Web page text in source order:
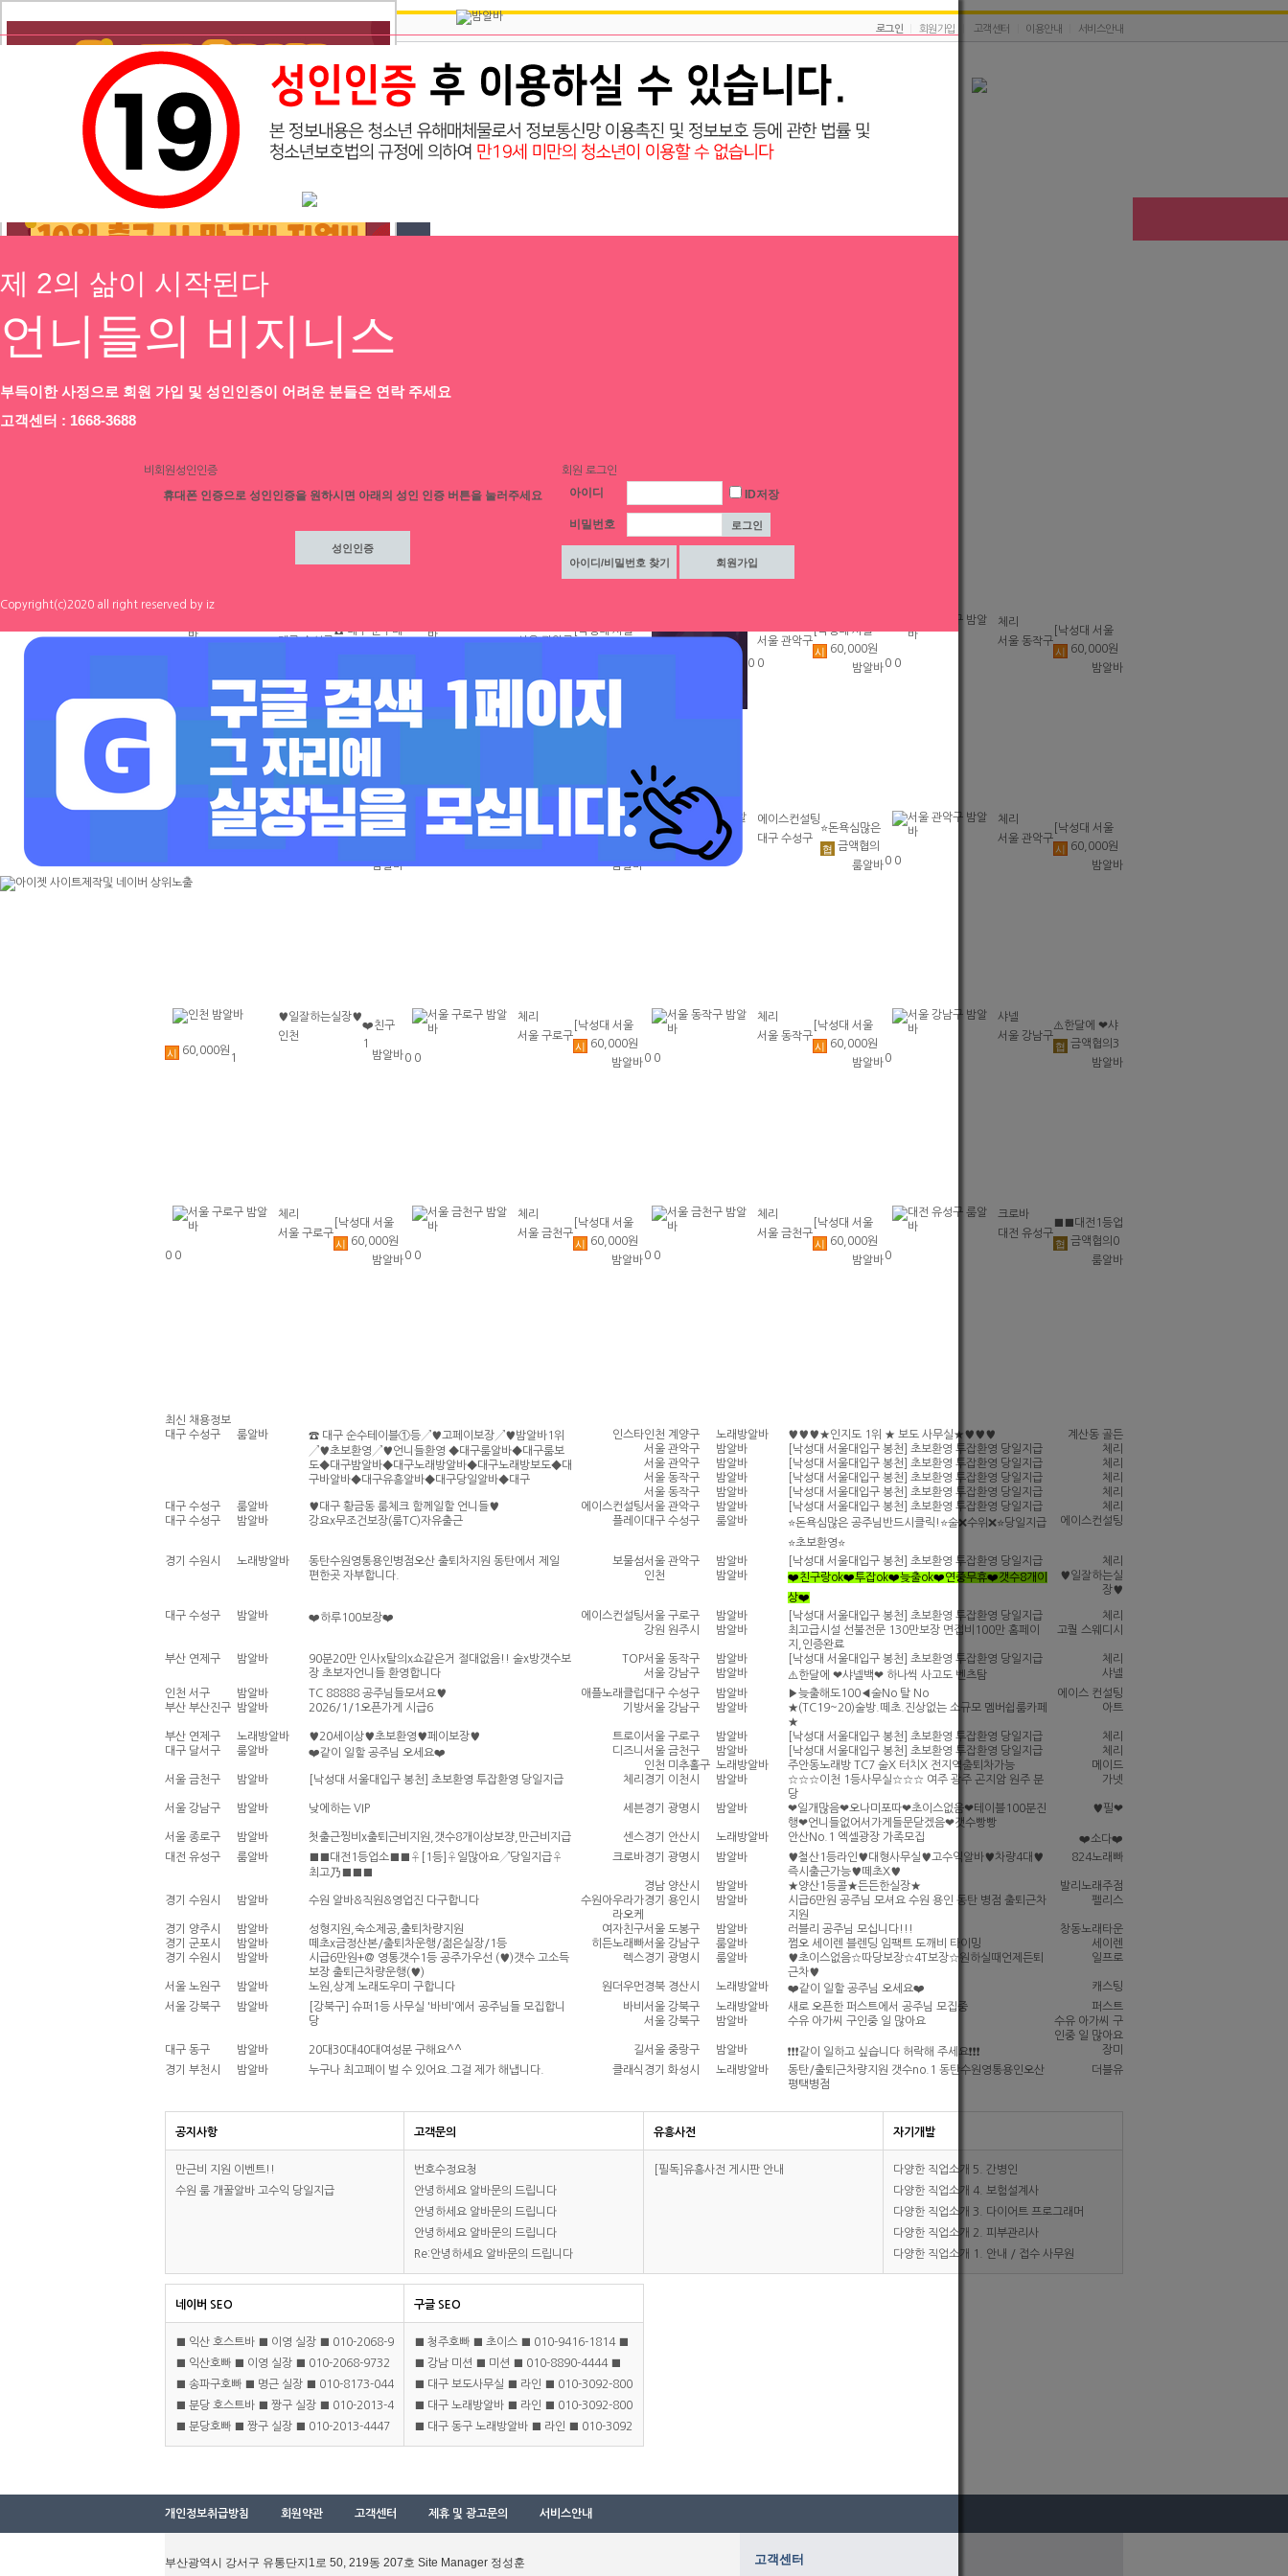
하루동안 표시하지 않음 닫기
제 2의 삶이 시작된다
언니들의 비지니스
부득이한 사정으로 회원 가입 및 성인인증이 어려운 분들은 연락 주세요
고객센터 : 1668-3688
비회원성인인증
휴대폰 인증으로 성인인증을 원하시면 아래의 성인 인증 버튼을 눌러주세요
회원 로그인
아이디 ID저장
비밀번호
Copyright(c)2020 all right reserved by iz
로그인 회원가입 고객센터 이용안내 서비스안내
채용정보
인재정보
이력서등록
공지l만근비 지원 이벤트!!
개인회원
대구 수성구
☎ 대구 순수테
♥밤알바1위
↗♥초보환영
↗♥언니들환
영 ◆대구룸알
바◆대구룸보
바◆대구노래
방알바◆대구
서울 관악구
[낙성대 서울
환영 당일지급
서울 관악구
[낙성대 서울
대입구 봉천]
초보환영 투잡
시 60,000원
밤알바
0 0
체리
서울 동작구
[낙성대 서울
대입구 봉천]
초보환영 투잡
시
60,000원
밤알바
0 0
체리
서울 동작구
[낙성대 서울
초보환영 투잡
밤알바
체리
서울 관악구
[낙성대 서울
초보환영 투잡
밤알바
에이스컨설팅
대구 수성구
⭐돈욕심많은
공주님반드
시클릭!⭐술
협 금액협의
룸알바
체리
서울 관악구
[낙성대 서울
대입구 봉천]
초보환영 투잡
시
60,000원
밤알바
0 0
♥일잘하는실장♥
인천
❤️친구
랑ok❤️
투잡ok
시 60,000원 밤알바
1
1
체리
서울 구로구
[낙성대 서울
대입구 봉천]
초보환영 투잡
시 60,000원
밤알바
0 0
체리
서울 동작구
[낙성대 서울
대입구 봉천]
초보환영 투잡
시 60,000원
밤알바
0 0
샤넬
서울 강남구
⚠️한달에 ❤샤
넬백❤ 하나씩
사고도 벤츠탐
협 금액협의
밤알바
3
0
체리
서울 구로구
[낙성대 서울
대입구 봉천]
초보환영 투잡
시 60,000원
밤알바
0 0
체리
서울 금천구
[낙성대 서울
대입구 봉천]
초보환영 투잡
시 60,000원
밤알바
0 0
체리
서울 금천구
[낙성대 서울
대입구 봉천]
초보환영 투잡
시 60,000원
밤알바
0 0
크로바
대전 유성구
■■대전1등업
소■■♀[1등]
♀일많아요↗
협 금액협의
룸알바
0
0
최신 채용정보
대구 수성구
룸알바
☎ 대구 순수테이블①등↗♥고페이보장↗♥밤알바1위
↗♥초보환영↗♥언니들환영 ◆대구룸알바◆대구룸보
도◆대구밤알바◆대구노래방알바◆대구노래방보도◆대
구바알바◆대구유흥알바◆대구당일알바◆대구
인스타인천 계양구 노래방알바 ♥♥♥★인지도 1위 ★ 보도 사무실★♥♥♥
계산동 골든
서울 관악구
밤알바 [낙성대 서울대입구 봉천] 초보환영 투잡환영 당일지급
체리
서울 관악구
밤알바 [낙성대 서울대입구 봉천] 초보환영 투잡환영 당일지급
체리
서울 동작구
밤알바 [낙성대 서울대입구 봉천] 초보환영 투잡환영 당일지급
체리
서울 동작구
밤알바 [낙성대 서울대입구 봉천] 초보환영 투잡환영 당일지급
체리
대구 수성구
룸알바 ♥대구 황금동 룸체크 함께일할 언니들♥ 에이스컨설팅서울 관악구 밤알바 [낙성대 서울대입구 봉천] 초보환영 투잡환영 당일지급
체리
대구 수성구
밤알바 강요x무조건보장(룸TC)자유출근 플레이 대구 수성구 룸알바
⭐돈욕심많은 공주님반드시클릭!⭐술❌수위❌⭐당일지급
⭐초보환영⭐
에이스컨설팅
경기 수원시 노래방알바
동탄수원영통용인병점오산 출퇴차지원 동탄에서 제일
편한곳 자부합니다.
보물섬서울 관악구 밤알바 [낙성대 서울대입구 봉천] 초보환영 투잡환영 당일지급
체리
인천
밤알바
❤️친구랑ok❤️투잡ok❤️늦출ok❤️연중무휴❤️갯수8개이
상❤️
♥일잘하는실
장♥
대구 수성구 밤알바 ❤️하루100보장❤️ 에이스컨설팅서울 구로구 밤알바 [낙성대 서울대입구 봉천] 초보환영 투잡환영 당일지급
체리
강원 원주시
밤알바
최고급시설 선불전문 130만보장 면접비100만 홈페이
지,인증완료
고퀄 스웨디시
부산 연제구 밤알바
90분20만 인사x탈의x쇼같은거 절대없음!! 술x방갯수보
장 초보자언니들 환영합니다
TOP서울 동작구 밤알바 [낙성대 서울대입구 봉천] 초보환영 투잡환영 당일지급
체리
서울 강남구
밤알바 ⚠️한달에 ❤샤넬백❤ 하나씩 사고도 벤츠탐
샤넬
인천 서구
밤알바 TC 88888 공주님들모셔요♥ 애플노래클럽대구 수성구 밤알바 ▶늦출해도100◀술No 탈 No
에이스 컨설팅
부산 부산진구 밤알바 2026/1/1오픈가게 시급6 기방서울 강남구 밤알바
★(TC19~20)술방.떼초.진상없는 소규모 멤버쉽룸카페
★
아트
부산 연제구 노래방알바 ♥20세이상♥초보환영♥페이보장♥ 트로이 서울 구로구 밤알바 [낙성대 서울대입구 봉천] 초보환영 투잡환영 당일지급
체리
대구 달서구
룸알바 ❤️같이 일할 공주님 오세요❤️ 디즈니 서울 금천구 밤알바 [낙성대 서울대입구 봉천] 초보환영 투잡환영 당일지급
체리
인천 미추홀구 노래방알바 주안동노래방 TC7 술X 터치X 전지역출퇴차가능
메이드
서울 금천구
밤알바 [낙성대 서울대입구 봉천] 초보환영 투잡환영 당일지급 체리 경기 이천시 밤알바
☆☆☆이천 1등사무실☆☆☆ 여주 광주 곤지암 원주 분
당
가넷
서울 강남구 밤알바 낮에하는 VIP 세븐경기 광명시 밤알바
❤일개많음❤오나미포따❤초이스없음❤테이블100분진
행❤언니들없어서가게들문닫겠음❤갯수빵빵
♥필❤
서울 종로구 밤알바 첫출근찡비x출퇴근비지원,갯수8개이상보쟝,만근비지급 센스경기 안산시 노래방알바 안산No.1 엑셀광장 가족모집
❤️소다❤️
대전 유성구
룸알바
■■대전1등업소■■♀[1등]♀일많아요↗당일지급♀
최고乃■■■
크로바경기 광명시 밤알바
♥철산1등라인♥대형사무실♥고수익알바♥차량4대♥
즉시출근가능♥떼초X♥
824노래빠
경남 양산시 밤알바 ★양산1등콜★든든한실장★
발리노래주점
경기 수원시
밤알바 수원 알바&직원&영업진 다구합니다
수원아우라가
라오케
경기 용인시 밤알바
시급6만원 공주님 모셔요 수원 용인 동탄 병점 출퇴근차
지원
펠리스
경기 양주시 밤알바 성형지원,숙소제공,출퇴차량지원 여자친구서울 도봉구 밤알바 러블리 공주님 모십니다!!!
창동노래타운
경기 군포시
밤알바 떼초x금정산본/출퇴차운행/젊은실장/1등 히든노래빠서울 강남구 룸알바 쩜오 세이렌 블렌딩 임팩트 도깨비 타이밍
세이렌
경기 수원시
밤알바
시급6만원+@ 영통갯수1등 공주가우선 (♥)갯수 고소득
보장 출퇴근차량운행(♥)
렉스경기 광명시 룸알바
♥초이스없음☆따당보장☆4T보장☆원하실때언제든퇴
근차♥
일프로
서울 노원구 밤알바 노원,상계 노래도우미 구합니다 원더우먼경북 경산시 노래방알바 ❤️같이 일할 공주님 오세요❤️
캐스팅
서울 강북구
밤알바
[강북구] 슈퍼1등 사무실 '바비'에서 공주님들 모집합니
당
바비 서울 강북구 노래방알바 새로 오픈한 퍼스트에서 공주님 모집중
퍼스트
서울 강북구
밤알바 수유 아가씨 구인중 일 많아요
수유 아가씨 구
인중 일 많아요
대구 동구
밤알바 20대30대40대여성분 구해요^^ 길서울 중랑구 밤알바 ❗❗❗같이 일하고 싶습니다 허락해 주세요❗❗❗
장미
경기 부천시
밤알바 누구나 최고페이 벌 수 있어요.그걸 제가 해냅니다. 클래식 경기 화성시 노래방알바
동탄/출퇴근차량지원 갯수no.1 동탄수원영통용인오산
평택병점
더블유
공지사항
만근비 지원 이벤트!!
수원 룸 개꿀알바 고수익 당일지급
고객문의
번호수정요청
안녕하세요 알바문의 드립니다
안녕하세요 알바문의 드립니다
안녕하세요 알바문의 드립니다
Re:안녕하세요 알바문의 드립니다
유흥사전
[필독]유흥사전 게시판 안내
자기개발
다양한 직업소개 5. 간병인
다양한 직업소개 4. 보험설계사
다양한 직업소개 3. 다이어트 프로그래머
다양한 직업소개 2. 피부관리사
다양한 직업소개 1. 안내 / 접수 사무원
네이버 SEO
■ 익산 호스트바 ■ 이영 실장 ■ 010-2068-9
732 ■
■ 익산호빠 ■ 이영 실장 ■ 010-2068-9732
■
■ 송파구호빠 ■ 명근 실장 ■ 010-8173-044
7 ■
■ 분당 호스트바 ■ 짱구 실장 ■ 010-2013-4
447 ■
■ 분당호빠 ■ 짱구 실장 ■ 010-2013-4447
■
구글 SEO
■ 청주호빠 ■ 초이스 ■ 010-9416-1814 ■
■ 강남 미션 ■ 미션 ■ 010-8890-4444 ■
■ 대구 보도사무실 ■ 라인 ■ 010-3092-800
9 ■
■ 대구 노래방알바 ■ 라인 ■ 010-3092-800
9 ■
■ 대구 동구 노래방알바 ■ 라인 ■ 010-3092
-8009 ■
개인정보취급방침 회원약관 고객센터 제휴 및 광고문의 서비스안내
부산광역시 강서구 유통단지1로 50, 219동 207호 Site Manager 정성훈 고객센터